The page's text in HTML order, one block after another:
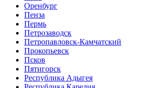
Оренбург
Пенза
Пермь
Петрозаводск
Петропавловск-Камчатский
Прокопьевск
Псков
Пятигорск
Республика Адыгея